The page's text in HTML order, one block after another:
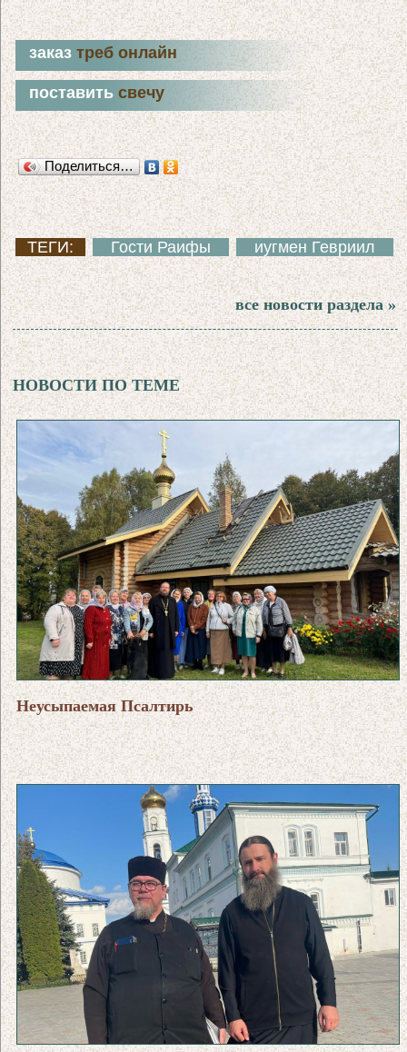
заказтреб онлайн
поставитьсвечу
Поделиться…
ТЕГИ: Гости Раифы иугмен Гевриил
все новости раздела »
НОВОСТИ ПО ТЕМЕ
Неусыпаемая Псалтирь